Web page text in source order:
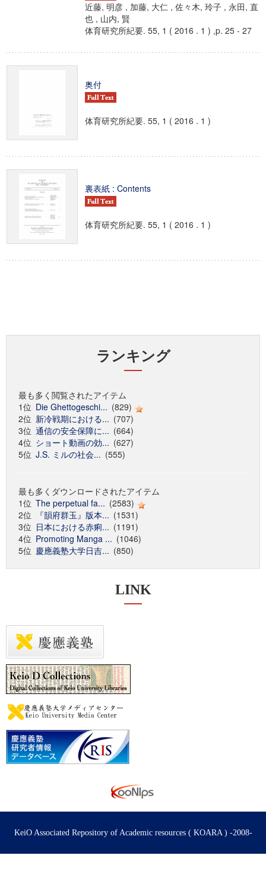
近藤, 明彦 , 加藤, 大仁 , 佐々木, 玲子 , 永田, 直
也 , 山内, 賢
体育研究所紀要. 55, 1 ( 2016 . 1 ) ,p. 25 - 27
奥付
体育研究所紀要. 55, 1 ( 2016 . 1 )
裏表紙 : Contents
体育研究所紀要. 55, 1 ( 2016 . 1 )
ランキング
最も多く閲覧されたアイテム
1位 Die Ghettogeschi... (829)
2位 新冷戦期における... (707)
3位 通信の安全保障に... (664)
4位 ショート動画の効... (627)
5位 J.S. ミルの社会... (555)
最も多くダウンロードされたアイテム
1位 The perpetual fa... (2583)
2位
『韻府群玉』版本... (1531)
3位 日本における赤痢... (1191)
4位 Promoting Manga ... (1046)
5位 慶應義塾大学日吉... (850)
LINK
KeiO Associated Repository of Academic resources ( KOARA ) -2008-